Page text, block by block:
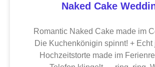
Naked Cake
Romantic Naked Cake made im
Die Kuchenkönigin spinnt! + Echt
Hochzeitstorte made im